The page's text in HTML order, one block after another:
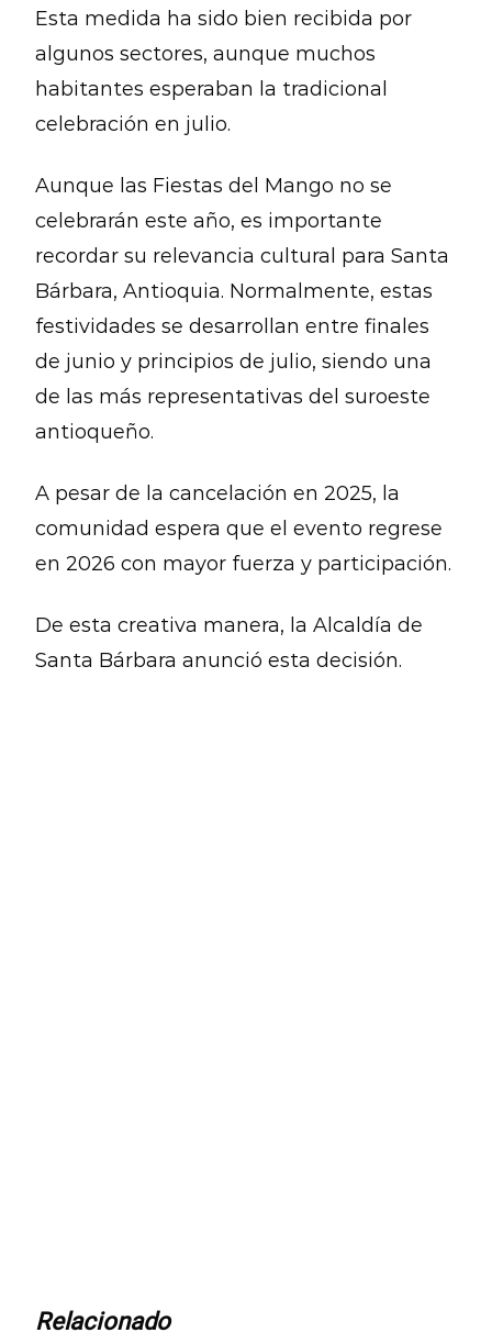
Esta medida ha sido bien recibida por
algunos sectores, aunque muchos
habitantes esperaban la tradicional
celebración en julio.
Aunque las Fiestas del Mango no se
celebrarán este año, es importante
recordar su relevancia cultural para Santa
Bárbara, Antioquia. Normalmente, estas
festividades se desarrollan entre finales
de junio y principios de julio, siendo una
de las más representativas del suroeste
antioqueño.
A pesar de la cancelación en 2025, la
comunidad espera que el evento regrese
en 2026 con mayor fuerza y participación.
De esta creativa manera, la Alcaldía de
Santa Bárbara anunció esta decisión.
Relacionado